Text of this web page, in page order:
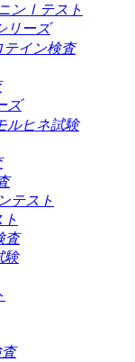
ンⅠテスト
リーズ
イン検査
ズ
ルヒネ試験
テスト
査
験